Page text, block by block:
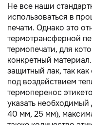
Не все наши
использоваться в
печати. Однако это
термотрансферной
термопечати, для
конкретный
защитный лак, так как
под воздействием
термоперенос
указать
40 мм, 25 мм),